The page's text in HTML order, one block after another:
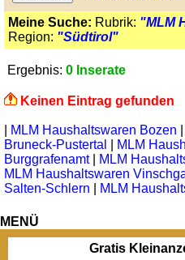
Meine Suche: Rubrik: "MLM
Region: "Südtirol"
Ergebnis: 0 Inserate
Keinen Eintrag gefunden
MLM Haushaltswaren Bozen
Bruneck-Pustertal
MLM
Burggrafenamt| MLM
MLM Haushaltswaren
Salten-Schlern
MLM
MENÜ
Gratis